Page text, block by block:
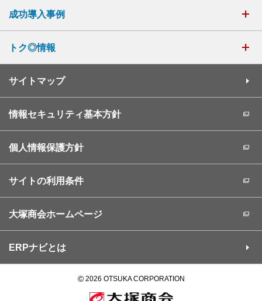
成功導入事例
トク◎情報
サイトマップ
情報セキュリティ基本方針
個人情報保護方針
サイトの利用条件
大塚商会ホームページ
ERPナビとは
©2026 OTSUKA CORPORATION